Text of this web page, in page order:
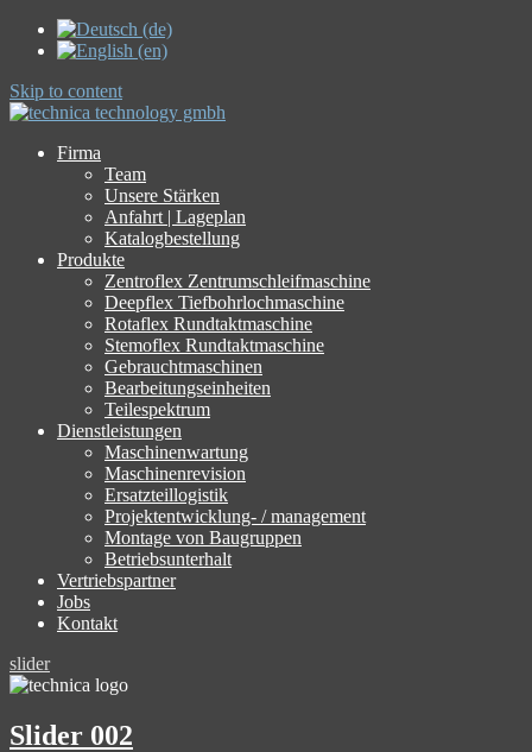
Skip to content
Firma
Team
Unsere Stärken
Anfahrt | Lageplan
Katalogbestellung
Produkte
Zentroflex Zentrumschleifmaschine
Deepflex Tiefbohrlochmaschine
Rotaflex Rundtaktmaschine
Stemoflex Rundtaktmaschine
Gebrauchtmaschinen
Bearbeitungseinheiten
Teilespektrum
Dienstleistungen
Maschinenwartung
Maschinenrevision
Ersatzteillogistik
Projektentwicklung- / management
Montage von Baugruppen
Betriebsunterhalt
Vertriebspartner
Jobs
Kontakt
slider
Slider 002